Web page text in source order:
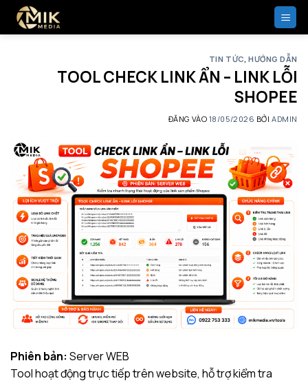
qua
TIN TỨC, HƯỚNG DẪN
TOOL CHECK LINK ẨN – LINK LỖI
SHOPEE
ĐĂNG VÀO 18/05/2026 BỞIADMIN
Phiên bản: Server WEB
Tool hoạt động trực tiếp trên website, hỗ trợ kiểm tra